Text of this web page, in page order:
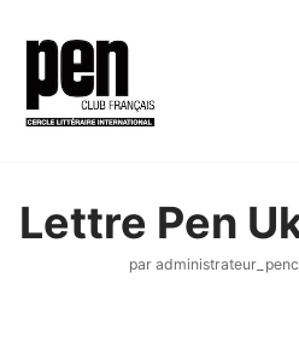
au
contenu
Lettre Pen
par